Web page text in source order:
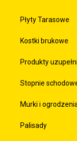
Płyty Tarasowe
Kostki brukowe
Produkty
Stopnie
Murki i
Palisady